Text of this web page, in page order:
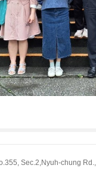
Sec.2,Nyuh-chung